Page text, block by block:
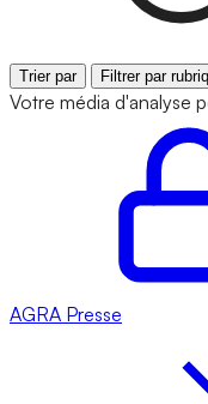
Trier par Filtrer par
Votre média d'analyse
AGRA Presse